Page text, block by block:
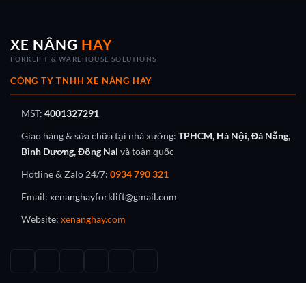
XE NÂNG HAY
FORKLIFT & WAREHOUSE SOLUTIONS
CÔNG TY TNHH XE NÂNG HAY
MST: 4001327291
Giao hàng & sửa chữa tại nhà xưởng: TPHCM, Hà Nội, Đà Nẵng,
Bình Dương, Đồng Nai và toàn quốc
Hotline & Zalo 24/7: 0934 790 321
Email: xenanghayforklift@gmail.com
Website: xenanghay.com